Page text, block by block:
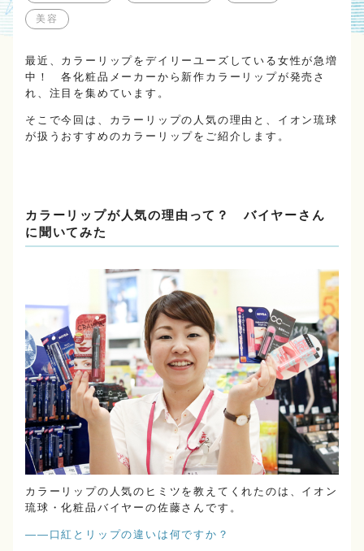
美容
最近、カラーリップをデイリーユーズしている女性が急増
中！ 各化粧品メーカーから新作カラーリップが発売さ
れ、注目を集めています。
そこで今回は、カラーリップの人気の理由と、イオン琉球
が扱うおすすめのカラーリップをご紹介します。
カラーリップが人気の理由って？ バイヤーさん
に聞いてみた
カラーリップの人気のヒミツを教えてくれたのは、イオン
琉球・化粧品バイヤーの佐藤さんです。
――口紅とリップの違いは何ですか？